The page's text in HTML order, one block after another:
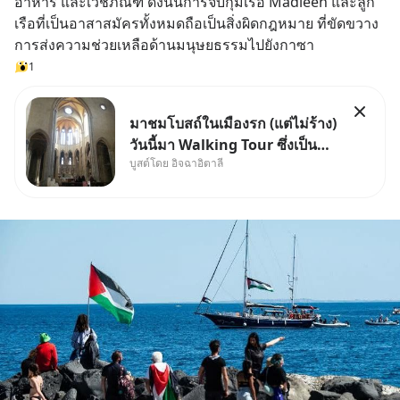
เรือที่เป็นอาสาสมัครทั้งหมดถือเป็นสิ่งผิดกฎหมาย ที่ขัดขวาง
การส่งความช่วยเหลือด้านมนุษยธรรมไปยังกาซา
1
มาชมโบสถ์ในเมืองรก (แต่ไม่ร้าง)
วันนี้มา Walking Tour ซึ่งเป็น
กิจกรรมสุดแสนจะโปรดปรานของ
บูสต์โดย อิจฉาอิตาลี